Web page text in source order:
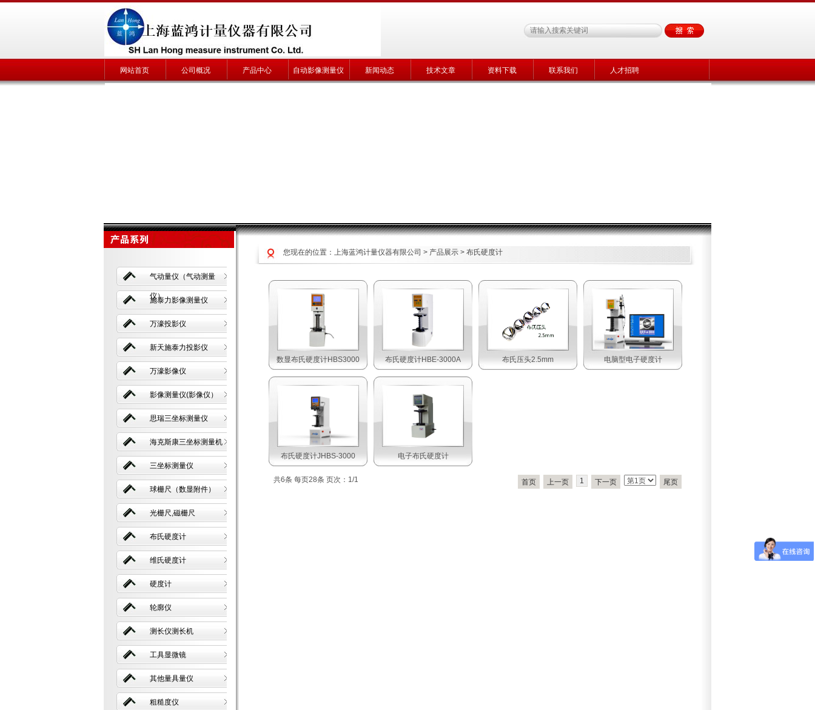
网站首页 公司概况 产品中心 自动影像测量仪 新闻动态 技术文章 资料下载 联系我们 人才招聘
您现在的位置： 上海蓝鸿计量仪器有限公司 > 产品展示 > 布氏硬度计
数显布氏硬度计HBS3000 布氏硬度计HBE-3000A 布氏压头2.5mm 电脑型电子硬度计
布氏硬度计JHBS-3000 电子布氏硬度计
共6条 每页28条 页次：1/1 首页 上一页 1 下一页 尾页
气动量仪（气动测量
仪）
施泰力影像测量仪
万濠投影仪
新天施泰力投影仪
万濠影像仪
影像测量仪(影像仪）
思瑞三坐标测量仪
海克斯康三坐标测量机
三坐标测量仪
球栅尺（数显附件）
光栅尺,磁栅尺
布氏硬度计
维氏硬度计
硬度计
轮廓仪
测长仪测长机
工具显微镜
其他量具量仪
粗糙度仪